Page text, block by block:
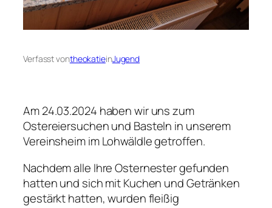
Verfasst vontheokatieinJugend
Am 24.03.2024 haben wir uns zum
Ostereiersuchen und Basteln in unserem
Vereinsheim im Lohwäldle getroffen.
Nachdem alle Ihre Osternester gefunden
hatten und sich mit Kuchen und Getränken
gestärkt hatten, wurden fleißig